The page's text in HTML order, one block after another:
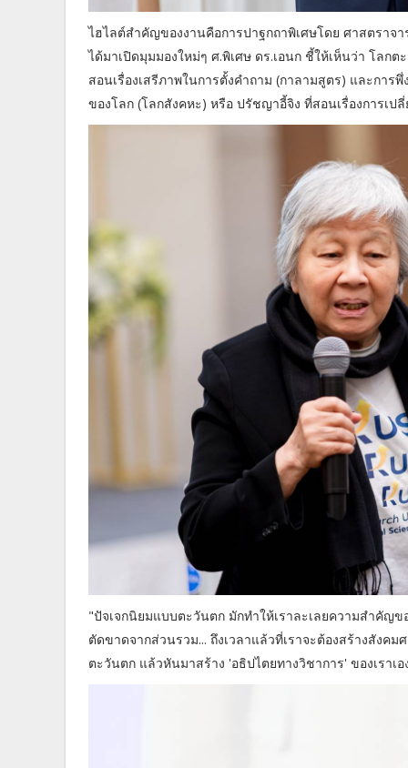
ไฮไลต์สำคัญของงานคือการปาฐกถาพิเศษโดย ศาสตราจ
ได้มาเปิดมุมมองใหม่ๆ ศ.พิเศษ ดร.เอนก ชี้ให้เห็นว่า โล
สอนเรื่องเสรีภาพในการตั้งคำถาม (กาลามสูตร) และก
ของโลก (โลกสังคหะ) หรือ ปรัชญาอี้จิง ที่สอนเรื่องการเ
"ปัจเจกนิยมแบบตะวันตก มักทำให้เราละเลยความสำคัญ
ตัดขาดจากส่วนรวม... ถึงเวลาแล้วที่เราจะต้องสร้างสัง
ตะวันตก แล้วหันมาสร้าง 'อธิปไตยทางวิชาการ' ของเราเอ